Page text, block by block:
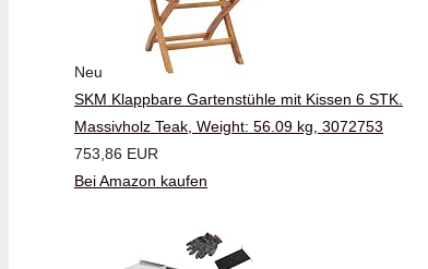
Neu
SKM Klappbare Gartenstühle mit Kissen 6 STK.
Massivholz Teak, Weight: 56.09 kg, 3072753
753,86 EUR
Bei Amazon kaufen